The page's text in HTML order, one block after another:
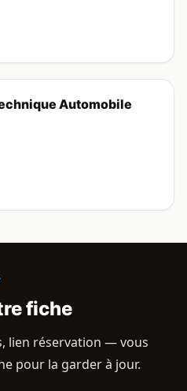
Automobile
fiche
lien réservation — vous
pour la garder à jour.